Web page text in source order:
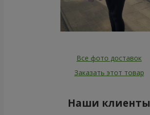
Все фото доставок
Заказать этот товар
Наши клиенты